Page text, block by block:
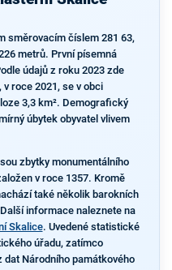
směrovacím číslem 281 63,
metrů. První písemná
údajů z roku 2023 zde
roce 2021, se v obci
3,3 km². Demografický
úbytek obyvatel vlivem
zbytky monumentálního
v roce 1357. Kromě
také několik barokních
informace naleznete na
Skalice. Uvedené statistické
úřadu, zatímco
Národního památkového